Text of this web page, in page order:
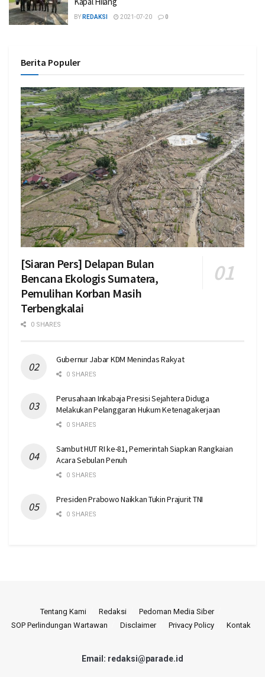
BY REDAKSI 2021-07-20 0
Berita Populer
[Siaran Pers] Delapan Bulan
Bencana Ekologis Sumatera,
Pemulihan Korban Masih
Terbengkalai
0 SHARES
Gubernur Jabar KDM Menindas Rakyat
0 SHARES
Perusahaan Inkabaja Presisi Sejahtera Diduga
Melakukan Pelanggaran Hukum Ketenagakerjaan
0 SHARES
Sambut HUT RI ke-81, Pemerintah Siapkan Rangkaian
Acara Sebulan Penuh
0 SHARES
Presiden Prabowo Naikkan Tukin Prajurit TNI
0 SHARES
Tentang Kami Redaksi
Pedoman Media Siber
SOP Perlindungan Wartawan
Disclaimer Privacy Policy Kontak
Email: redaksi@parade.id